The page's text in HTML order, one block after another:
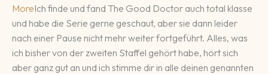
MoreIch finde und fand The Good Doctor auch total klasse
und habe die Serie gerne geschaut, aber sie dann leider
nach einer Pause nicht mehr weiter fortgeführt. Alles, was
ich bisher von der zweiten Staffel gehört habe, hört sich
aber ganz gut an und ich stimme dir in alle deinen genannten